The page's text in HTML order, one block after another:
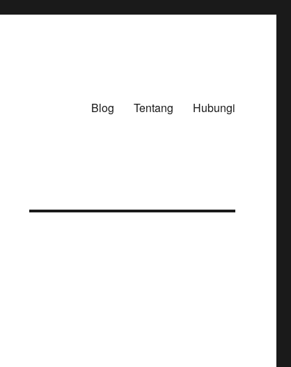
Blog Tentang Hubungi